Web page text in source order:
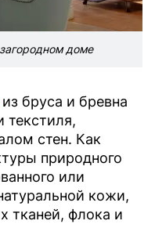
доме
из бруса и бревна
текстиля,
стен. Как
природного
или
кожи,
тканей, флока и